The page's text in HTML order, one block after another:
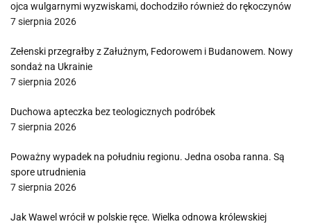
ojca wulgarnymi wyzwiskami, dochodziło również do rękoczynów
7 sierpnia 2026
Zełenski przegrałby z Załużnym, Fedorowem i Budanowem. Nowy
sondaż na Ukrainie
7 sierpnia 2026
Duchowa apteczka bez teologicznych podróbek
7 sierpnia 2026
Poważny wypadek na południu regionu. Jedna osoba ranna. Są
spore utrudnienia
7 sierpnia 2026
Jak Wawel wrócił w polskie ręce. Wielka odnowa królewskiej